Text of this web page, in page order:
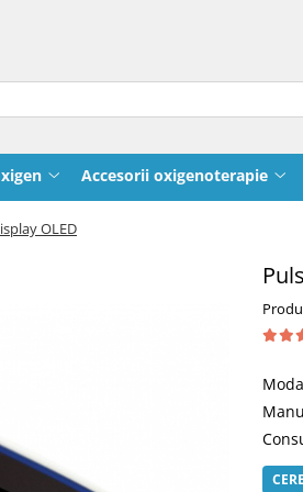
Accesorii oxigenoterapie
OLED